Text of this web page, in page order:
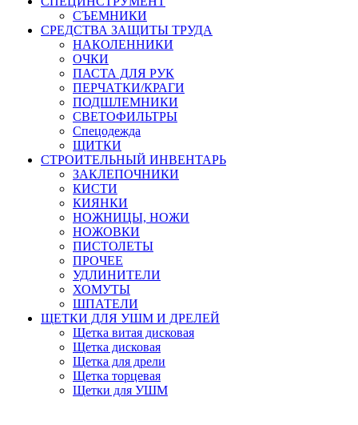
СЪЕМНИКИ
СРЕДСТВА ЗАЩИТЫ ТРУДА
НАКОЛЕННИКИ
ОЧКИ
ПАСТА ДЛЯ РУК
ПЕРЧАТКИ/КРАГИ
ПОДШЛЕМНИКИ
СВЕТОФИЛЬТРЫ
Спецодежда
ЩИТКИ
СТРОИТЕЛЬНЫЙ ИНВЕНТАРЬ
ЗАКЛЕПОЧНИКИ
КИСТИ
КИЯНКИ
НОЖНИЦЫ, НОЖИ
НОЖОВКИ
ПИСТОЛЕТЫ
ПРОЧЕЕ
УДЛИНИТЕЛИ
ХОМУТЫ
ШПАТЕЛИ
ЩЕТКИ ДЛЯ УШМ И ДРЕЛЕЙ
Щетка витая дисковая
Щетка дисковая
Щетка для дрели
Щетка торцевая
Щетки для УШМ